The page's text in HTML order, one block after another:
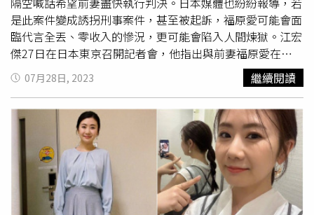
是此案件變成誘拐刑事案件，甚至被起訴，福原愛可能會面
臨代言全丟、零收入的慘況，更可能會陷入人間煉獄。江宏
傑27日在日本東京召開記者會，他指出與前妻福原愛在
2021年訴請離婚後，兩人共同持有權益，但在去年7月23
日，福原愛卻沒有履行相關約定，也從去年7月24日後徹底
失聯一年，所以江宏傑選擇在去年8月23日向日本法院提出
訴訟，而在今年7月20日，他也收到日本法院的判決結果，
江宏傑獲得勝訴，且其內容為法院要求福原愛必須履行相關
命令。而福原愛則在江宏傑召開記者會前發出聲明，她表示
雙方此刻正於日本及台灣新竹地方法院審理此家事事件，台
灣新竹地方法院承審法官也於今年3月27日上午10點開庭
時，當庭諭知不得對外公開討論本件家事事件內容，且此為
07月28日, 2023 繼續閱讀